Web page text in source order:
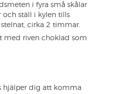
i fyra små skålar
och ställ i kylen tills
cirka 2 timmar.
med riven choklad som
hjälper dig att komma